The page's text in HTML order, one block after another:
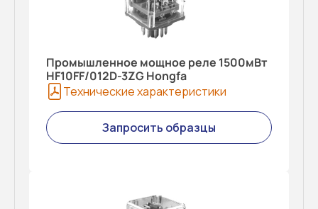
Промышленное мощное реле 1500мВт
HF10FF/012D-3ZG Hongfa
Технические характеристики
Запросить образцы